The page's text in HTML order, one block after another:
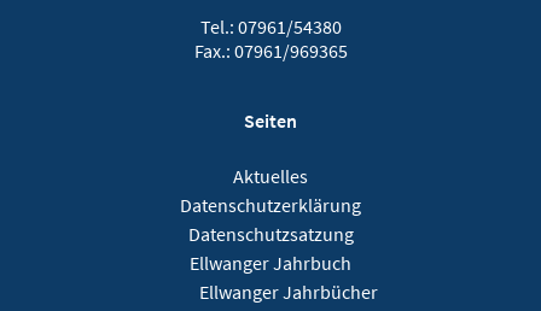
Tel.: 07961/54380
Fax.: 07961/969365
Seiten
Aktuelles
Datenschutzerklärung
Datenschutzsatzung
Ellwanger Jahrbuch
Ellwanger Jahrbücher